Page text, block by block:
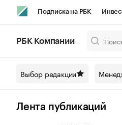
Подписка на РБК
Спецпроекты СПб
Технологии и медиа
РБК Компании
Выбор редакции
Лента публикаций